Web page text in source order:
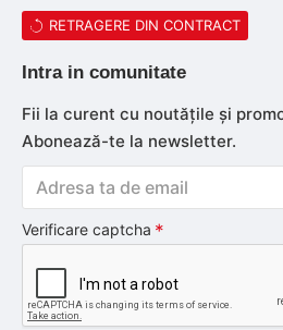
RETRAGERE DIN CONTRACT
Intra in comunitate
Fii la curent cu noutăţile şi
Abonează-te la newsletter.
Verificare captcha